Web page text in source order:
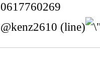
0617760269
@kenz2610 (line)